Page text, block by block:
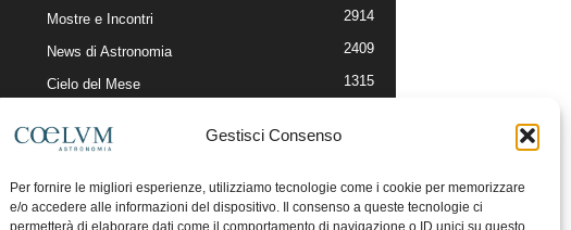
Gestisci Consenso
Per fornire le migliori esperienze, utilizziamo tecnologie come i cookie per memorizzare
e/o accedere alle informazioni del dispositivo. Il consenso a queste tecnologie ci
permetterà di elaborare dati come il comportamento di navigazione o ID unici su questo
Mostre e Incontri 2914
News di Astronomia 2409
Cielo del Mese 1315
Articoli e Risorse On-Line
Il Blog della Redazione